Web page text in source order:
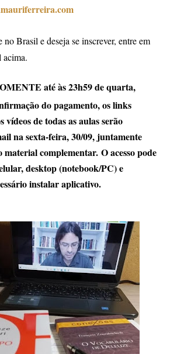
no Brasil e deseja se inscrever, entre em
acima.
até às 23h59 de quarta,
do pagamento, os links
vídeos de todas as aulas serão
na sexta-feira, 30/09, juntamente
material complementar. O acesso pode
desktop (notebook/PC) e
instalar aplicativo.